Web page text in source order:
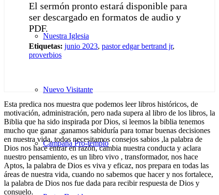
Nuestra Iglesia
Nuevo Visitante
Campaña Pro-templo
El sermón pronto estará disponible para
ser descargado en formatos de audio y
PDF.
Etiquetas: junio 2023, pastor edgar bertrand jr,
proverbios
Esta predica nos muestra que podemos leer libros históricos, de
motivación, administración, pero nada supera al libro de los libros, la
Biblia que ha sido inspirada por Dios, si leemos la biblia tenemos
mucho que ganar ,ganamos sabiduría para tomar buenas decisiones
en nuestra vida, todos necesitamos consejos sabios ,la palabra de
Dios nos hace entrar en razón, cambia nuestra conducta y aclara
nuestro pensamiento, es un libro vivo , transformador, nos hace
Aptos, la palabra de Dios es viva y eficaz, nos prepara en todas las
áreas de nuestra vida, cuando no sabemos que hacer y nos fortalece,
la palabra de Dios nos fue dada para recibir respuesta de Dios y
consuelo.